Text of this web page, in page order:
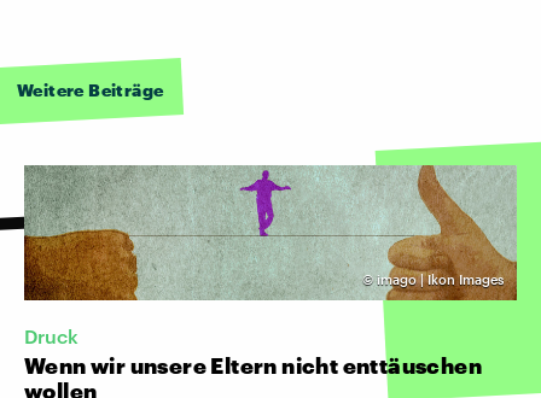
Weitere Beiträge
©imago | Ikon Images
Druck
Wenn wir unsere Eltern nicht enttäuschen
wollen